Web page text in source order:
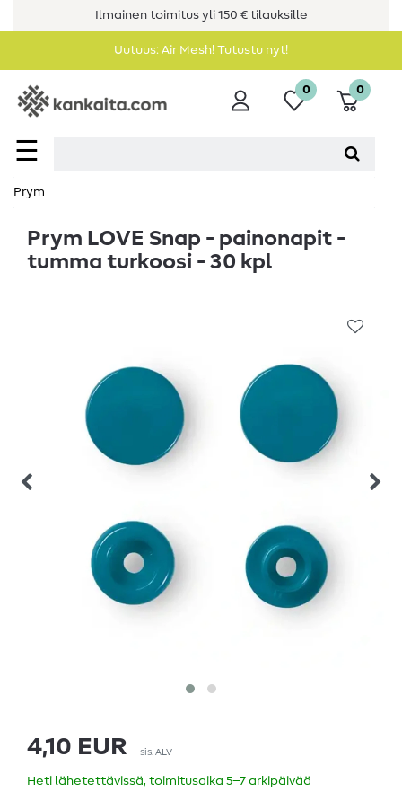
Ilmainen toimitus yli 150 € tilauksille
Uutuus: Air Mesh! Tutustu nyt!
☰
0 0
Prym
Prym LOVE Snap - painonapit -
tumma turkoosi - 30 kpl
4,10 EUR sis. ALV
Heti lähetettävissä, toimitusaika 5–7 arkipäivää